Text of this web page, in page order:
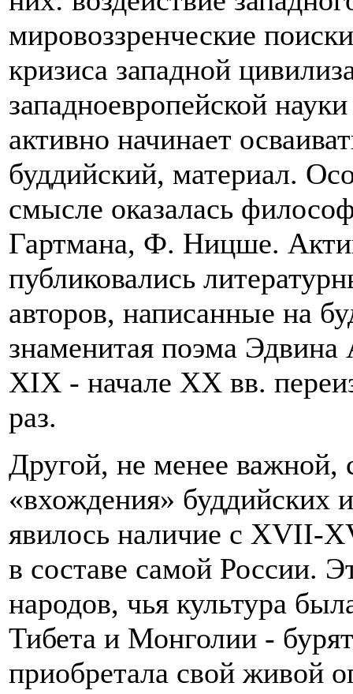
мировоззренческие
кризиса западной
западноевропейской
активно начинает
буддийский, материал.
смысле оказалась
Гартмана, Ф. Ницше.
публиковались
авторов, написанные на
знаменитая поэма
XIX - начале XX вв.
раз.
Другой, не менее важной,
«вхождения» буддийских
явилось наличие с XVII-
в составе самой России.
народов, чья культура
Тибета и Монголии -
приобретала свой живой